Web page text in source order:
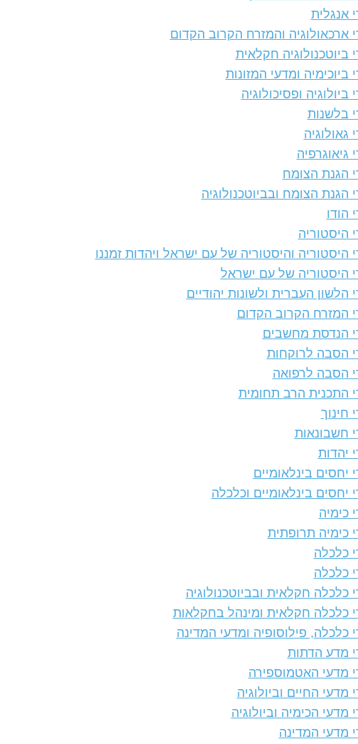
אנגלית
ארכאולוגיה והמזרח הקרוב הקדום
ביוטכנולוגיה חקלאית
ביוכימיה ומדעי המזונות
ביולוגיה ופסיכולוגיה
בלשנות
גאולוגיה
גיאוגרפיה
הגנת הצומח
הגנת הצומח ובביוטכנולוגיה
הודו
היסטוריה
היסטוריה והיסטוריה של עם ישראל ויהדות זמננו
היסטוריה של עם ישראל
הלשון העברית ולשונות יהודיים
המזרח הקרוב הקדום
הנדסת מחשבים
הסבה לרוקחות
הסבה לרפואה
התכנית הרב תחומית
חינוך
חשבונאות
יהדות
יחסים בינלאומיים
יחסים בינלאומיים וכלכלה
כימיה
כימיה תרופתית
כלכלה
כלכלה
כלכלה חקלאית ובביוטכנולוגיה
כלכלה חקלאית ומינהל בחקלאות
כלכלה, פילוסופיה ומדעי המדינה
מדע הדתות
מדעי האטמוספירה
מדעי החיים וביולוגיה
מדעי הכימיה וביולוגיה
מדעי המדינה